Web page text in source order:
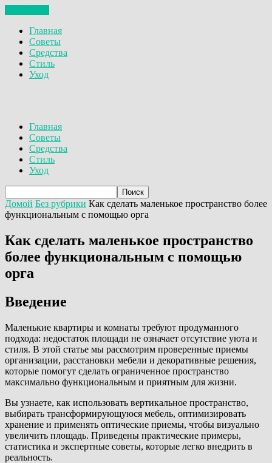
Главная
Советы
Средства
Стиль
Уход
Главная
Советы
Средства
Стиль
Уход
Домой Без рубрики Как сделать маленькое пространство более
функциональным с помощью орга
Как сделать маленькое пространство
более функциональным с помощью
орга
Введение
Маленькие квартиры и комнаты требуют продуманного
подхода: недостаток площади не означает отсутствие уюта и
стиля. В этой статье мы рассмотрим проверенные приемы
организации, расстановки мебели и декоративные решения,
которые помогут сделать ограниченное пространство
максимально функциональным и приятным для жизни.
Вы узнаете, как использовать вертикальное пространство,
выбирать трансформирующуюся мебель, оптимизировать
хранение и применять оптические приемы, чтобы визуально
увеличить площадь. Приведены практические примеры,
статистика и экспертные советы, которые легко внедрить в
реальность.